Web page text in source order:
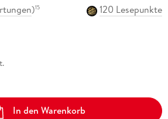
)15
120 Lesepunkte
In den Warenkorb